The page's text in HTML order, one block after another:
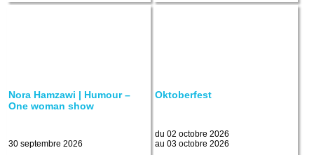
Nora Hamzawi | Humour –
One woman show
30 septembre 2026
Oktoberfest
du 02 octobre 2026
au 03 octobre 2026